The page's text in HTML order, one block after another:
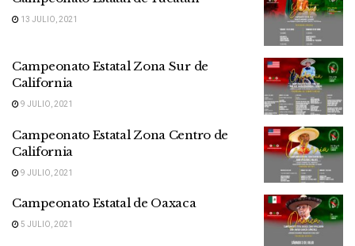
13 JULIO, 2021
Campeonato Estatal Zona Sur de
California
9 JULIO, 2021
Campeonato Estatal Zona Centro de
California
9 JULIO, 2021
Campeonato Estatal de Oaxaca
5 JULIO, 2021